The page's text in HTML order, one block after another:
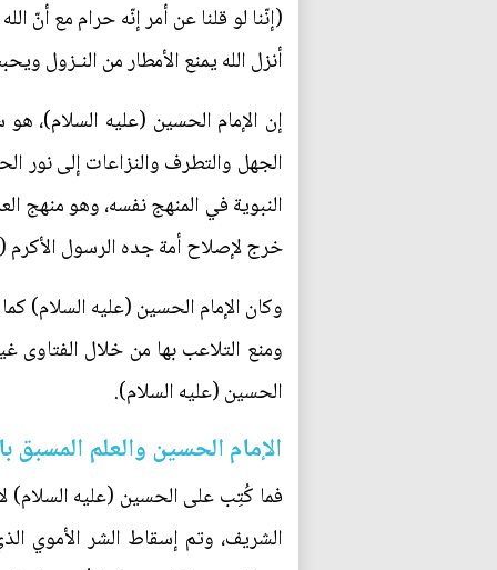
(إنّنا لو قلنا عن أمر إنّه حرام مع أنّ
أنزل الله يمنع الأمطار من النـزول
إن الإمام الحسين (عليه السلام)،
الجهل والتطرف والنزاعات إلى نور
النبوية في المنهج نفسه، وهو منهج
خرج لإصلاح أمة جده الرسول الأكرم
وكان الإمام الحسين (عليه السلام)
ومنع التلاعب بها من خلال الفتاوى
الحسين (عليه السلام).
الإمام الحسين والعلم المسبق
فما كُتِب على الحسين (عليه السلام)
الشريف، وتم إسقاط الشر الأموي